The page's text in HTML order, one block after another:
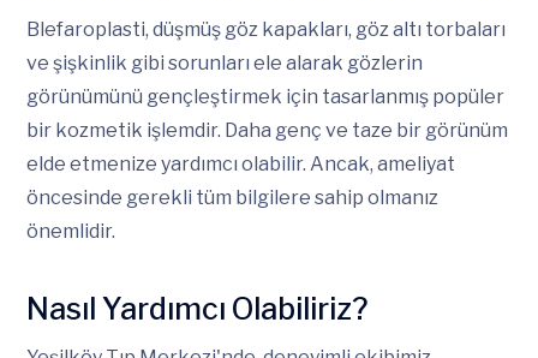
Blefaroplasti, düşmüş göz kapakları, göz altı torbaları
ve şişkinlik gibi sorunları ele alarak gözlerin
görünümünü gençleştirmek için tasarlanmış popüler
bir kozmetik işlemdir. Daha genç ve taze bir görünüm
elde etmenize yardımcı olabilir. Ancak, ameliyat
öncesinde gerekli tüm bilgilere sahip olmanız
önemlidir.
Nasıl Yardımcı Olabiliriz?